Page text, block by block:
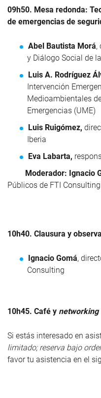
09h50. Mesa redonda:
de emergencias de
Abel Bautista Morá,
y Diálogo Social de
Luis A. Rodríguez
Intervención
Medioambientales
Emergencias (UME)
Luis Ruigómez,
Iberia
Eva Labarta,
Moderador: Ignacio
Públicos de FTI Consulting
10h40. Clausura y
Ignacio Gomá,
Consulting
10h45. Café y networking
Si estás interesado en
limitado; reserva bajo
favor tu asistencia en el